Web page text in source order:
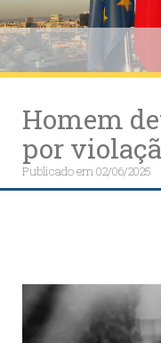
Homem
por
Publicado em02/06/2025